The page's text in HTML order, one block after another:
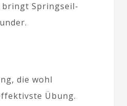
Springseil-
die wohl
Übung.